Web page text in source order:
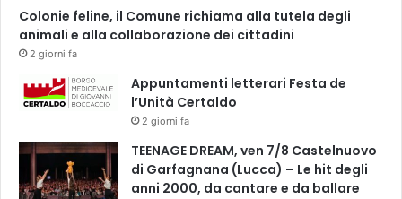
Colonie feline, il Comune richiama alla tutela degli
animali e alla collaborazione dei cittadini
2 giorni fa
Appuntamenti letterari Festa de
l’Unità Certaldo
2 giorni fa
TEENAGE DREAM, ven 7/8 Castelnuovo
di Garfagnana (Lucca) – Le hit degli
anni 2000, da cantare e da ballare